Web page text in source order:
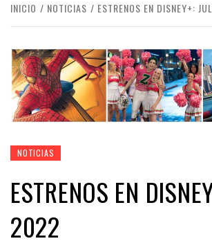
INICIO NOTICIAS ESTRENOS EN DISNEY+:
NOTICIAS
ESTRENOS EN
2022